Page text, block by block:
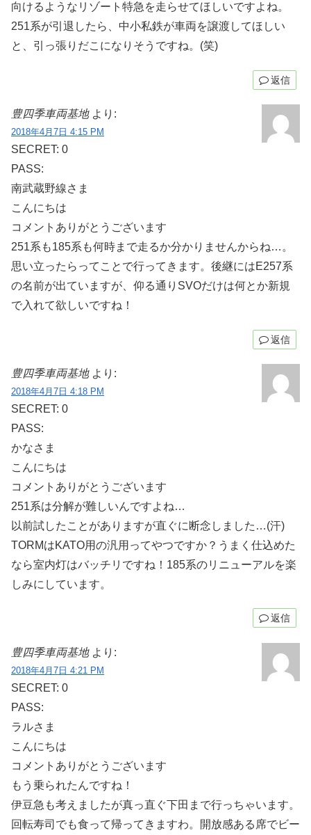
向けるようなリゾート特急を走らせてほしいですよね。
251系が引退したら、中小私鉄が車両を譲渡してほしい
と、引っ張りだこになりそうですね。(笑)
返信
豊四季車両基地 より:
2018年4月7日 4:15 PM
SECRET: 0
PASS:
南武蔵野線さま
こんにちは
コメントありがとうございます
251系も185系も何時まで走るか分かりませんからね…。
思い立ったらってことで行ってきます。後継にはE257系
の名前が出ていますが、仰る通りSVOだけは何とか新規
で入れて欲しいですね！
返信
豊四季車両基地 より:
2018年4月7日 4:18 PM
SECRET: 0
PASS:
かなさま
こんにちは
コメントありがとうございます
251系は分解が難しいんですよね…
以前試したことがありますが直ぐに断念しました…(汗)
TORMはKATO用の汎用ってやつですか？うまく仕込めた
なら室内灯はバッチリですね！185系のリニューアルを楽
しみにしています。
返信
豊四季車両基地 より:
2018年4月7日 4:21 PM
SECRET: 0
PASS:
ラルさま
こんにちは
コメントありがとうございます
もう乗られたんですね！
伊豆急も考えましたが真っ直ぐ下田まで行っちゃいます。
回転寿司でも食って帰ってきますわ。開放感ある席でビー